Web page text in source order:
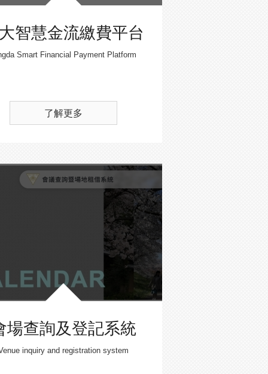
智慧金流繳費平台
Smart Financial Payment Platform
了解更多
場查詢及登記系統
inquiry and registration system